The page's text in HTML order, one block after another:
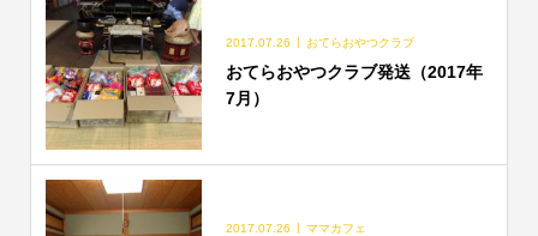
2017.07.26 おてらおやつクラブ
おてらおやつクラブ発送（2017年
7月）
2017.07.26 ママカフェ